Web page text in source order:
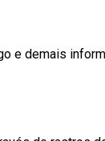
e demais